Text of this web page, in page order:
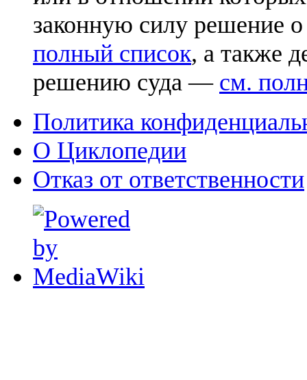
законную силу решение
полный список, а также
решению суда — см.
Политика
О Циклопедии
Отказ от ответственности